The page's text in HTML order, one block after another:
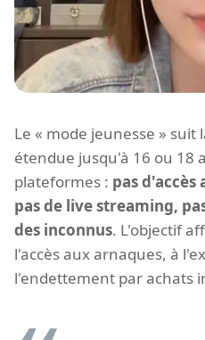
Le « mode jeunesse » suit
étendue jusqu'à 16 ou 18
plateformes : pas d'accès
pas de live streaming,
des inconnus. L'objectif
l'accès aux arnaques, à
l'endettement par achats